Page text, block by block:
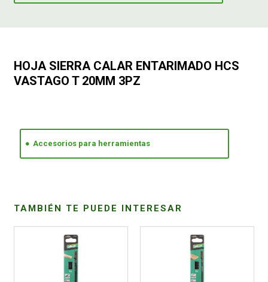
HOJA SIERRA CALAR ENTARIMADO HCS
VASTAGO T 20MM 3PZ
Accesorios para herramientas
TAMBIÉN TE PUEDE INTERESAR
FORMAS DE PAGO